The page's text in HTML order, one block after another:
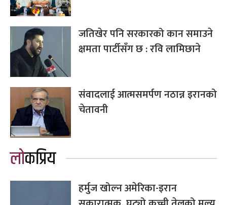
जतिखेर पनि सरकारको कान समाउने
क्षमता पार्टीसँग छ : रवि लामिछाने
संवादलाई आत्मसमर्पण नठान्न इरानको
चेतावनी
लोकप्रिय
हर्मुज खोल्न अमेरिका-इरान